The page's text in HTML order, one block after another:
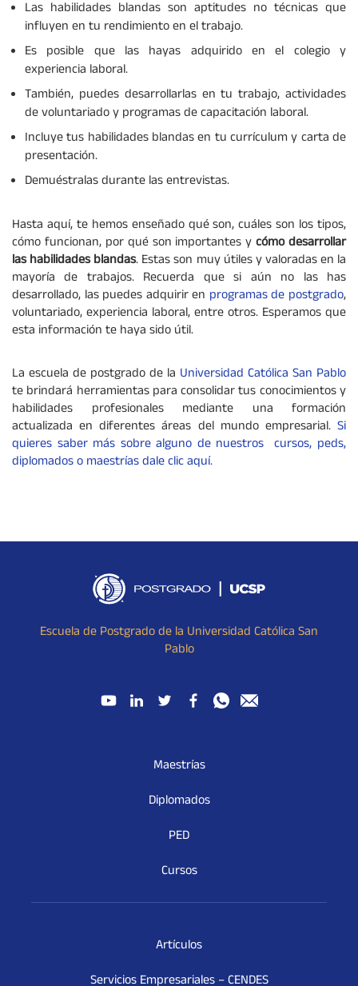
Las habilidades blandas son aptitudes no técnicas que
influyen en tu rendimiento en el trabajo.
Es posible que las hayas adquirido en el colegio y
experiencia laboral.
También, puedes desarrollarlas en tu trabajo, actividades
de voluntariado y programas de capacitación laboral.
Incluye tus habilidades blandas en tu currículum y carta de
presentación.
Demuéstralas durante las entrevistas.
Hasta aquí, te hemos enseñado qué son, cuáles son los tipos,
cómo funcionan, por qué son importantes ycómo desarrollar
las habilidades blandas. Estas son muy útiles y valoradas en la
mayoría de trabajos. Recuerda que si aún no las has
desarrollado, las puedes adquirir en programas de postgrado,
voluntariado, experiencia laboral, entre otros. Esperamos que
esta información te haya sido útil.
La escuela de postgrado de la Universidad Católica San Pablo
te brindará herramientas para consolidar tus conocimientos y
habilidades profesionales mediante una formación
actualizada en diferentes áreas del mundo empresarial. Si
quieres saber más sobre alguno de nuestros cursos, peds,
diplomados o maestrías dale clic aquí.
Escuela de Postgrado de la Universidad Católica San
Pablo
Maestrías
Diplomados
PED
Cursos
Artículos
Servicios Empresariales – CENDES